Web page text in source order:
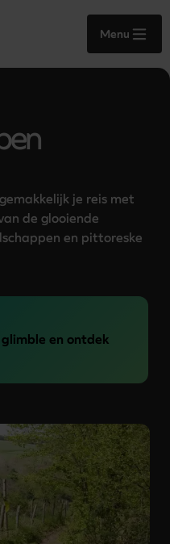
Menu
je reis met
de glooiende
en pittoreske
en ontdek